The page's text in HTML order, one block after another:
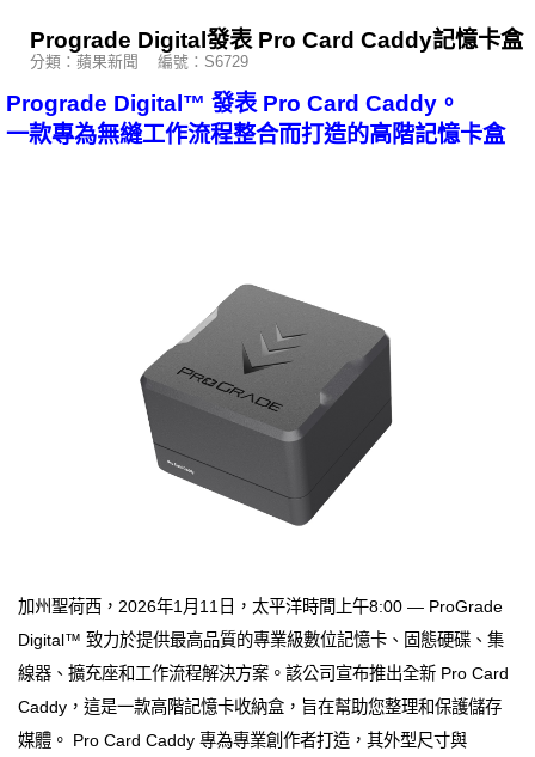
Prograde Digital發表 Pro Card Caddy記憶卡盒
分類：蘋果新聞 編號：S6729
Prograde Digital™ 發表 Pro Card Caddy。
一款專為無縫工作流程整合而打造的高階記憶卡盒
加州聖荷西，2026年1月11日，太平洋時間上午8:00 — ProGrade
Digital™ 致力於提供最高品質的專業級數位記憶卡、固態硬碟、集
線器、擴充座和工作流程解決方案。該公司宣布推出全新 Pro Card
Caddy，這是一款高階記憶卡收納盒，旨在幫助您整理和保護儲存
媒體。 Pro Card Caddy 專為專業創作者打造，其外型尺寸與